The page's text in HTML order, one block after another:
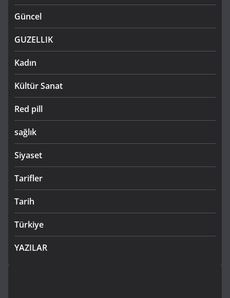
Güncel
GUZELLIK
Kadın
Kültür Sanat
Red pill
sağlık
Siyaset
Tarifler
Tarih
Türkiye
YAZILAR